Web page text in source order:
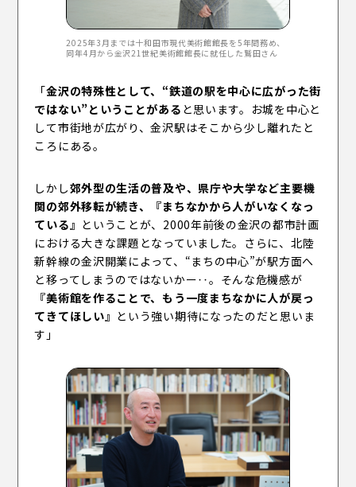
2025年3月までは十和田市現代美術館館長を5年間務め、
同年4月から金沢21世紀美術館館長に就任した鷲田さん
「金沢の特殊性として、“鉄道の駅を中心に広がった街
ではない”ということがある と思います。お城を中心と
して市街地が広がり、金沢駅はそこから少し離れたと
ころにある。
しかし郊外型の生活の普及や、県庁や大学など主要機
関の郊外移転が続き、『まちなかから人がいなくなっ
ている』 ということが、2000年前後の金沢の都市計画
における大きな課題となっていました。さらに、北陸
新幹線の金沢開業によって、“まちの中心”が駅方面へ
と移ってしまうのではないかー‥。そんな危機感が
『美術館を作ることで、もう一度まちなかに人が戻っ
てきてほしい』 という強い期待になったのだと思いま
す」